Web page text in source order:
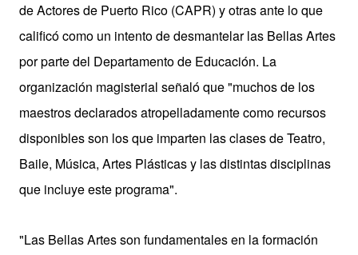
de Actores de Puerto Rico (CAPR) y otras ante lo que
calificó como un intento de desmantelar las Bellas Artes
por parte del Departamento de Educación. La
organización magisterial señaló que "muchos de los
maestros declarados atropelladamente como recursos
disponibles son los que imparten las clases de Teatro,
Baile, Música, Artes Plásticas y las distintas disciplinas
que incluye este programa".
"Las Bellas Artes son fundamentales en la formación